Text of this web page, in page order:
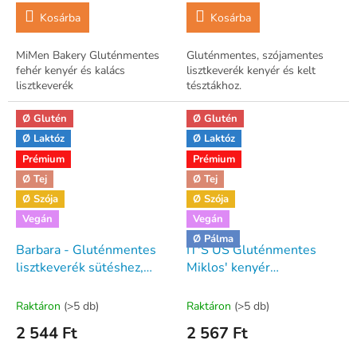
Kosárba
MiMen Bakery Gluténmentes
fehér kenyér és kalács
lisztkeverék
Kosárba
Gluténmentes, szójamentes
lisztkeverék kenyér és kelt
tésztákhoz.
Ø Glutén
Ø Laktóz
Prémium
Ø Tej
Ø Szója
Vegán
Barbara - Gluténmentes
lisztkeverék sütéshez,
Raktáron (>5 db)
2 544 Ft
Ø Glutén
Ø Laktóz
Prémium
Ø Tej
Ø Szója
Vegán
Ø Pálma
IT'S US Gluténmentes
Miklos' kenyér
(GLX Fehér kenyérpor)
Raktáron (>5 db)
2 567 Ft